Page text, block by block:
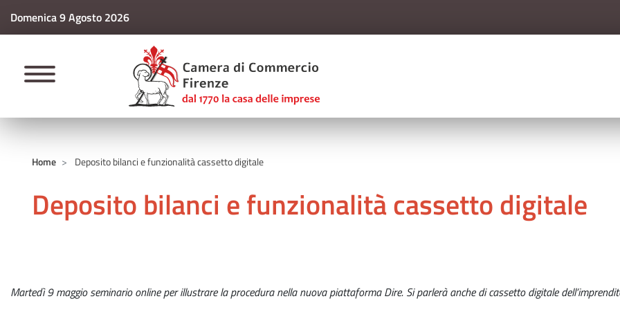
Domenica 9 Agosto 2026
CAMERE DI COMMERCIO D'ITALIA
Home Deposito bilanci e funzionalità cassetto digitale
Deposito bilanci e funzionalità cassetto digitale
Martedì 9 maggio seminario online per illustrare la procedura nella nuova piattaforma Dire. Si parlerà anche di cassetto digitale